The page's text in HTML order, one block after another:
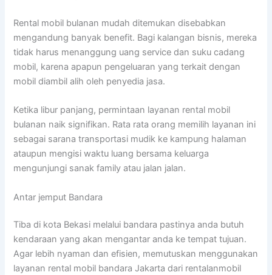
Rental mobil bulanan mudah ditemukan disebabkan
mengandung banyak benefit. Bagi kalangan bisnis, mereka
tidak harus menanggung uang service dan suku cadang
mobil, karena apapun pengeluaran yang terkait dengan
mobil diambil alih oleh penyedia jasa.
Ketika libur panjang, permintaan layanan rental mobil
bulanan naik signifikan. Rata rata orang memilih layanan ini
sebagai sarana transportasi mudik ke kampung halaman
ataupun mengisi waktu luang bersama keluarga
mengunjungi sanak family atau jalan jalan.
Antar jemput Bandara
Tiba di kota Bekasi melalui bandara pastinya anda butuh
kendaraan yang akan mengantar anda ke tempat tujuan.
Agar lebih nyaman dan efisien, memutuskan menggunakan
layanan rental mobil bandara Jakarta dari rentalanmobil